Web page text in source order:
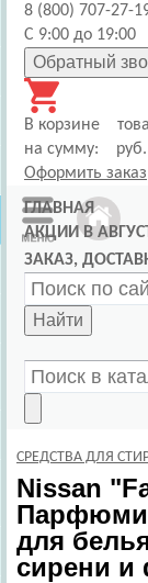
8 (800) 707-27-
С 9:00 до 19:00
Обратный
В корзине
на сумму:
руб.
Оформить заказ
ГЛАВНАЯ
АКЦИИ В
ЗАКАЗ,
Найти
СРЕДСТВА ДЛЯ
Nissan
для
сирени и